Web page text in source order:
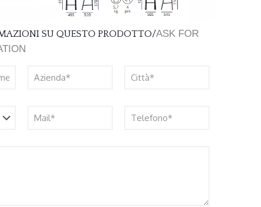
SU QUESTO PRODOTTO/ASK FOR